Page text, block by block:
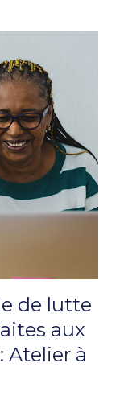
de lutte
aux
Atelier à